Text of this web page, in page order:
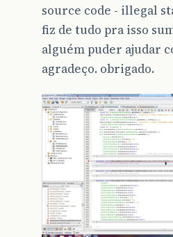
source code - illegal
fiz de tudo pra isso
alguém puder ajudar
agradeço. obrigado.